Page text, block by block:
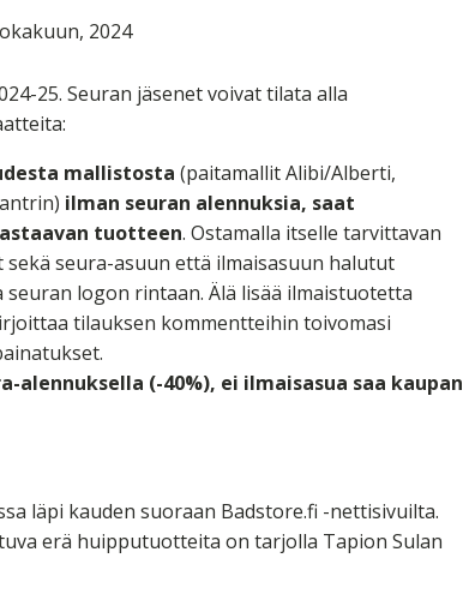
2024
25. Seuran jäsenet voivat tilata alla
mallistosta (paitamallit Alibi/Alberti,
ilman seuran alennuksia, saat
tuotteen. Ostamalla itselle tarvittavan
seura-asuun että ilmaisasuun halutut
logon rintaan. Älä lisää ilmaistuotetta
tilauksen kommentteihin toivomasi
alennuksella (-40%), ei ilmaisasua saa kaupan
läpi kauden suoraan Badstore.fi -nettisivuilta.
erä huipputuotteita on tarjolla Tapion Sulan